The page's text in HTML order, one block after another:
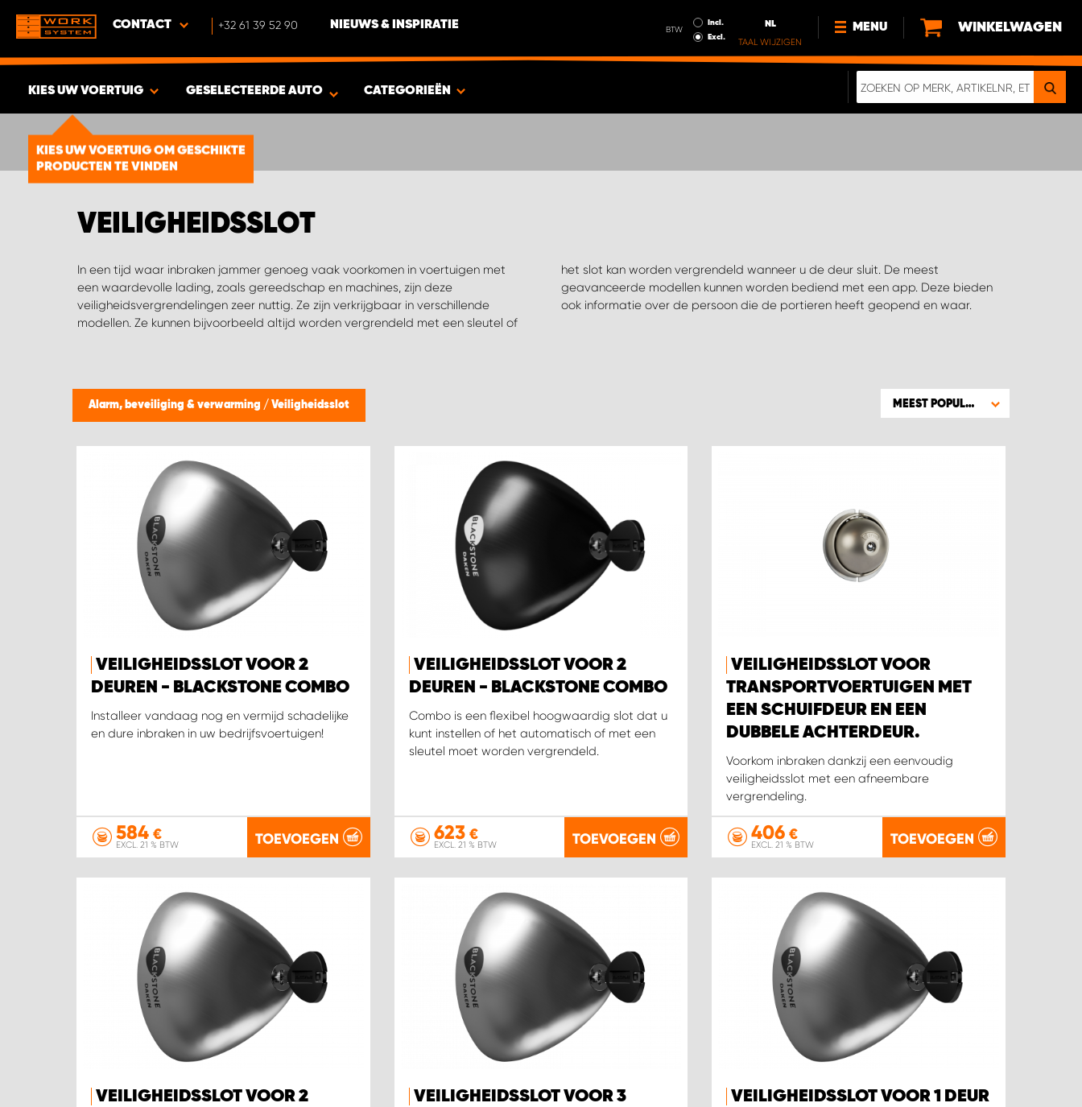
CONTACT +32 61 39 52 90 NIEUWS & INSPIRATIE BTW
Incl.
Excl.
NL
TAAL WIJZIGEN
MENU
NIEUWS
WINKELWAGEN
KIES UW VOERTUIG
KIES UW VOERTUIG OM GESCHIKTE
PRODUCTEN TE VINDEN
BEKIJK RESULTAAT -1856
PRODUCTEN
GESELECTEERDE AUTO CATEGORIEËN
VEILIGHEIDSSLOT
In een tijd waar inbraken jammer genoeg vaak voorkomen in voertuigen met
een waardevolle lading, zoals gereedschap en machines, zijn deze
veiligheidsvergrendelingen zeer nuttig. Ze zijn verkrijgbaar in verschillende
modellen. Ze kunnen bijvoorbeeld altijd worden vergrendeld met een sleutel of
het slot kan worden vergrendeld wanneer u de deur sluit. De meest
geavanceerde modellen kunnen worden bediend met een app. Deze bieden
ook informatie over de persoon die de portieren heeft geopend en waar.
Alarm, beveiliging & verwarming / Veiligheidsslot MEEST POPULAIR
VEILIGHEIDSSLOT VOOR 2
DEUREN - BLACKSTONE COMBO
Installeer vandaag nog en vermijd schadelijke
en dure inbraken in uw bedrijfsvoertuigen!
584 €
EXCL. 21 % BTW TOEVOEGEN
VEILIGHEIDSSLOT VOOR 2
DEUREN - BLACKSTONE COMBO
Combo is een flexibel hoogwaardig slot dat u
kunt instellen of het automatisch of met een
sleutel moet worden vergrendeld.
623€
EXCL. 21 % BTW TOEVOEGEN
VEILIGHEIDSSLOT VOOR
TRANSPORTVOERTUIGEN MET
EEN SCHUIFDEUR EN EEN
DUBBELE ACHTERDEUR.
Voorkom inbraken dankzij een eenvoudig
veiligheidsslot met een afneembare
vergrendeling.
406 €
EXCL. 21 % BTW TOEVOEGEN
VEILIGHEIDSSLOT VOOR 2
VEILIGHEIDSSLOT VOOR 3
VEILIGHEIDSSLOT VOOR 1 DEUR